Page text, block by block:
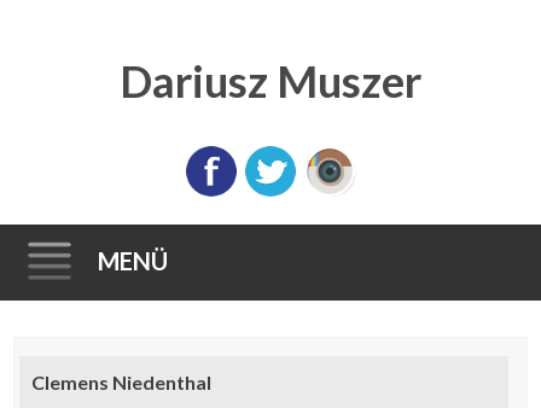
Dariusz Muszer
MENÜ
Inhalt
Clemens Niedenthal